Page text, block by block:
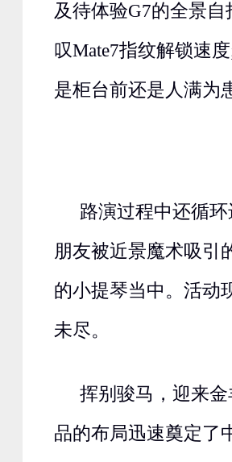
及待体验G7的全景
叹Mate7指纹解锁速
是柜台前还是人满为
路演过程中还循
朋友被近景魔术吸引
的小提琴当中。活动
未尽。
挥别骏马，迎来金
品的布局迅速奠定了